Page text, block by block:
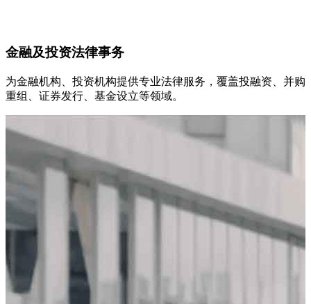
金融及投资法律事务
为金融机构、投资机构提供专业法律服务，覆盖投融资、并购
重组、证券发行、基金设立等领域。